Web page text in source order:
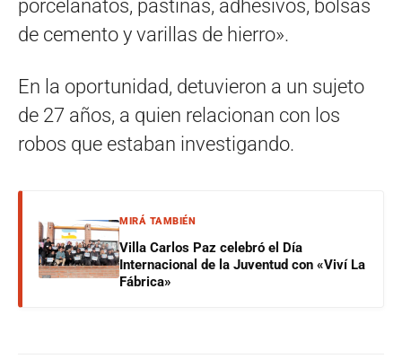
porcelanatos, pastinas, adhesivos, bolsas
de cemento y varillas de hierro».
En la oportunidad, detuvieron a un sujeto
de 27 años, a quien relacionan con los
robos que estaban investigando.
MIRÁ TAMBIÉN
Villa Carlos Paz celebró el Día
Internacional de la Juventud con «Viví La
Fábrica»